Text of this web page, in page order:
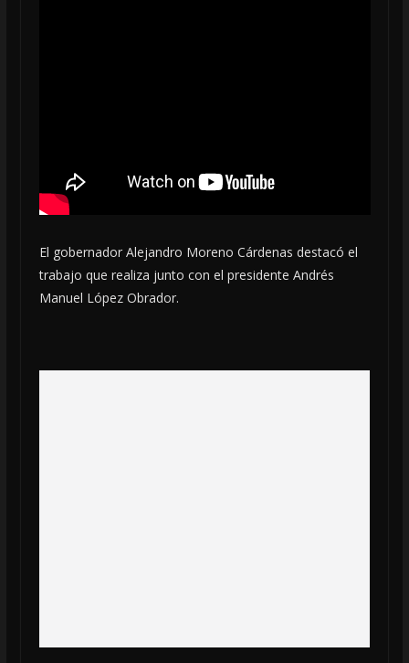
El gobernador Alejandro Moreno Cárdenas destacó el
trabajo que realiza junto con el presidente Andrés
Manuel López Obrador.